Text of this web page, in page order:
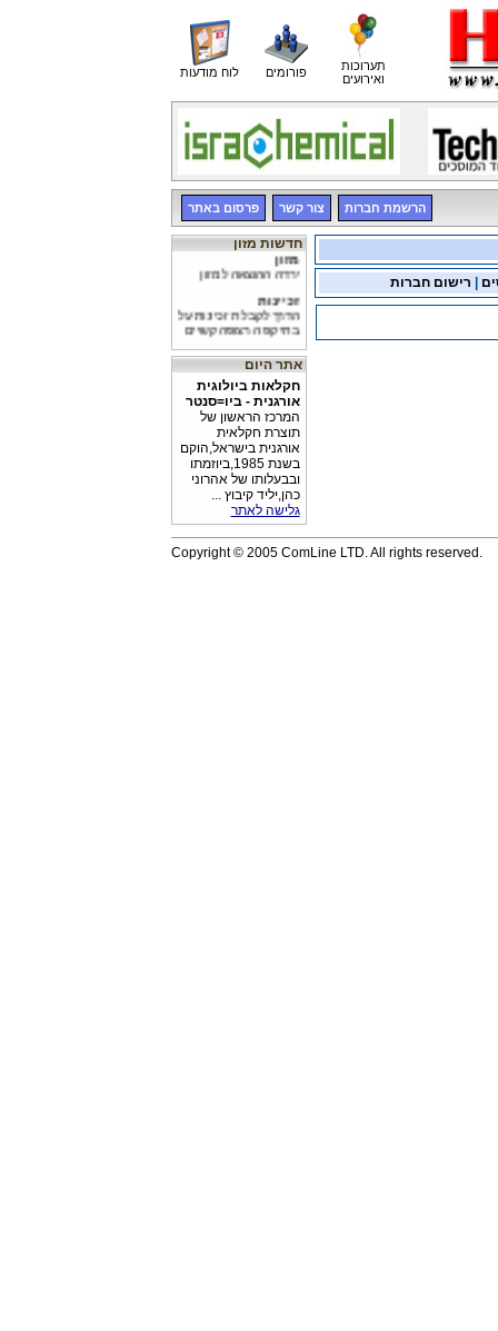
לוח מודעות פורומים
תערוכות
ואירועים
הרשמת חברות צור קשר פרסום באתר
חדשות מזון
מזון
ירדה ההוצאה למזון
זכיינות
הדרך לקבלת זכיינות על
בתי קפה רצופה קשיים
השפעת הדיאטה
מחקר הוכיח, כי ניתן
"להמיס" את הטרשת
בכלי הדם המובילים
למוח, בעזרת דיאטה
אתר היום
חקלאות ביולוגית
אורגנית - ביו=סנטר
המרכז הראשון של
תוצרת חקלאית
אורגנית בישראל,הוקם
בשנת 1985,ביוזמתו
ובבעלותו של אהרוני
כהן,יליד קיבוץ ...
גלישה לאתר
רישום חברות
Copyright © 2005 ComLine LTD. All rights reserved.